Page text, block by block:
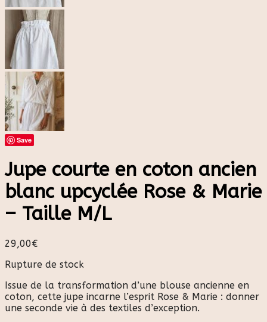
Save
Jupe courte en coton ancien
blanc upcyclée Rose & Marie
– Taille M/L
29,00€
Rupture de stock
Issue de la transformation d’une blouse ancienne en
coton, cette jupe incarne l’esprit Rose & Marie : donner
une seconde vie à des textiles d’exception.